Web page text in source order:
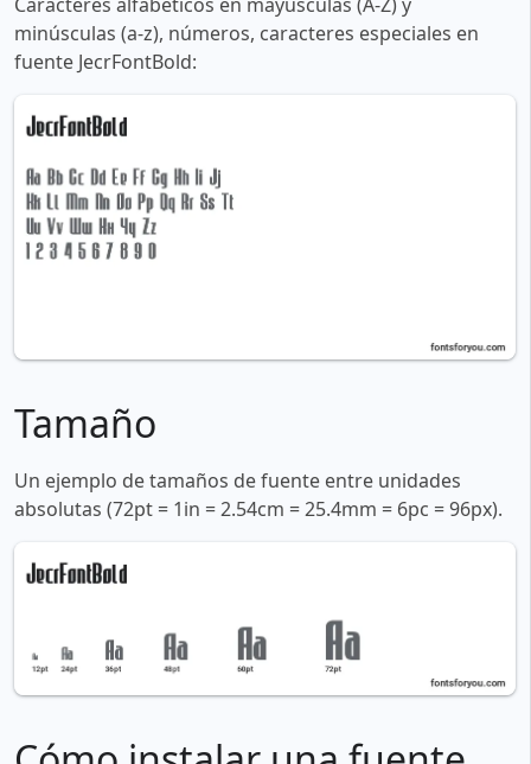
Caracteres alfabéticos en mayúsculas (A-Z) y
minúsculas (a-z), números, caracteres especiales en
fuente JecrFontBold:
Tamaño
Un ejemplo de tamaños de fuente entre unidades
absolutas (72pt = 1in = 2.54cm = 25.4mm = 6pc = 96px).